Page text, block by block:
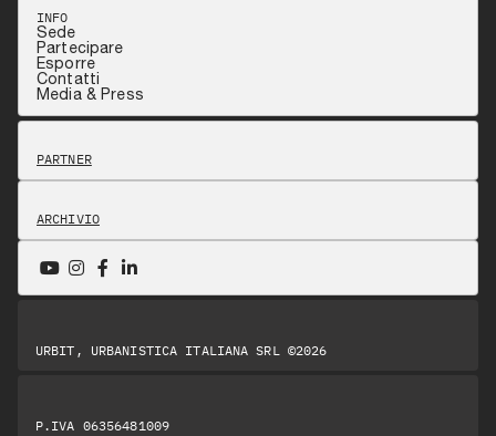
INFO
Sede
Partecipare
Esporre
Contatti
Media & Press
PARTNER
ARCHIVIO
URBIT, URBANISTICA ITALIANA SRL ©2026
P.IVA 06356481009